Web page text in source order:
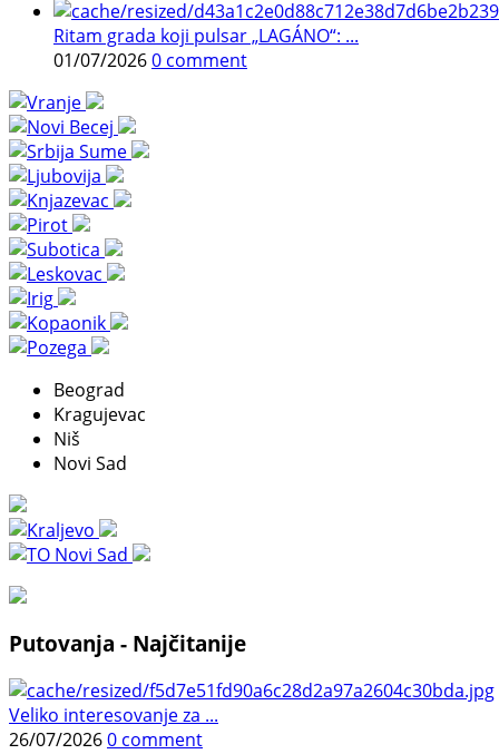
Ritam grada koji pulsar „LAGÁNO“: ...
01/07/20260 comment
Beograd
Kragujevac
Niš
Novi Sad
Putovanja - Najčitanije
Veliko interesovanje za ...
26/07/20260 comment